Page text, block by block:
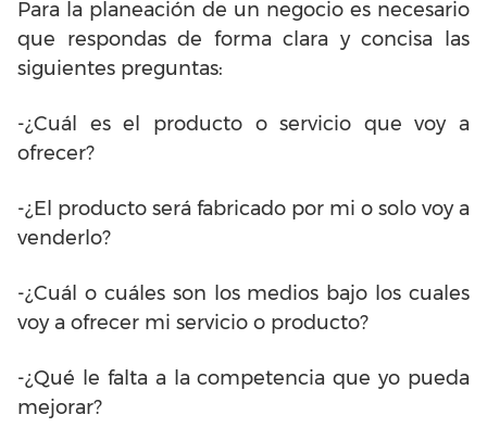
Para la planeación de un negocio es necesario
que respondas de forma clara y concisa las
siguientes preguntas:
-¿Cuál es el producto o servicio que voy a
ofrecer?
-¿El producto será fabricado por mi o solo voy a
venderlo?
-¿Cuál o cuáles son los medios bajo los cuales
voy a ofrecer mi servicio o producto?
-¿Qué le falta a la competencia que yo pueda
mejorar?